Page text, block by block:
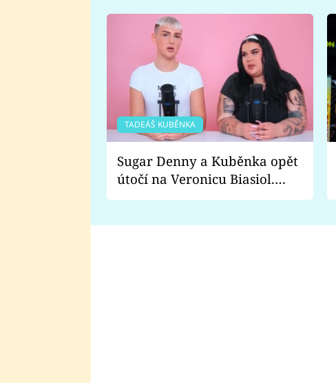
TADEÁŠ KUBĚNKA
Sugar Denny a Kuběnka opět
útočí na Veronicu Biasiol.
Proč je podle nich falešná a